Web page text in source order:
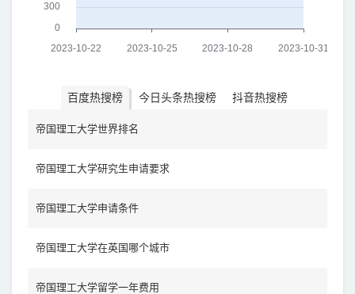
百度热搜榜 今日头条热搜榜 抖音热搜榜
帝国理工大学世界排名
帝国理工大学研究生申请要求
帝国理工大学申请条件
帝国理工大学在英国哪个城市
帝国理工大学留学一年费用